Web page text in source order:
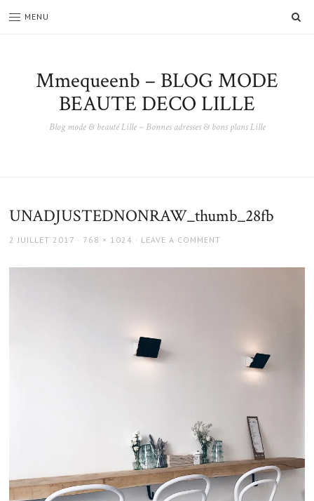
MENU
Mmequeenb – BLOG MODE
BEAUTE DECO LILLE
Blog mode & beauté Lille – Bonnes adresses & bons plans Lille
UNADJUSTEDNONRAW_thumb_28fb
POSTED
2 JUILLET 2017
FULL
768 × 1024 LEAVE A COMMENT